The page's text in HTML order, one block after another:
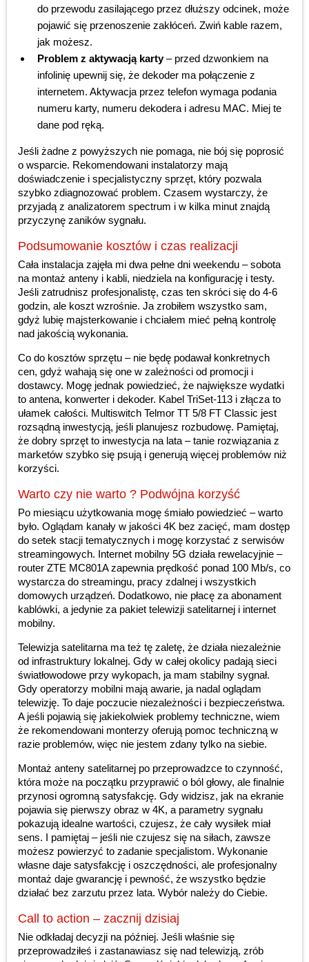
do przewodu zasilającego przez dłuższy odcinek, może
pojawić się przenoszenie zakłóceń. Zwiń kable razem,
jak możesz.
Problem z aktywacją karty– przed dzwonkiem na
infolinię upewnij się, że dekoder ma połączenie z
internetem. Aktywacja przez telefon wymaga podania
numeru karty, numeru dekodera i adresu MAC. Miej te
dane pod ręką.
Jeśli żadne z powyższych nie pomaga, nie bój się poprosić
o wsparcie. Rekomendowani instalatorzy mają
doświadczenie i specjalistyczny sprzęt, który pozwala
szybko zdiagnozować problem. Czasem wystarczy, że
przyjadą z analizatorem spectrum i w kilka minut znajdą
przyczynę zaników sygnału.
Podsumowanie kosztów i czas realizacji
Cała instalacja zajęła mi dwa pełne dni weekendu – sobota
na montaż anteny i kabli, niedziela na konfigurację i testy.
Jeśli zatrudnisz profesjonalistę, czas ten skróci się do 4-6
godzin, ale koszt wzrośnie. Ja zrobiłem wszystko sam,
gdyż lubię majsterkowanie i chciałem mieć pełną kontrolę
nad jakością wykonania.
Co do kosztów sprzętu – nie będę podawał konkretnych
cen, gdyż wahają się one w zależności od promocji i
dostawcy. Mogę jednak powiedzieć, że największe wydatki
to antena, konwerter i dekoder. Kabel TriSet-113 i złącza to
ułamek całości. Multiswitch Telmor TT 5/8 FT Classic jest
rozsądną inwestycją, jeśli planujesz rozbudowę. Pamiętaj,
że dobry sprzęt to inwestycja na lata – tanie rozwiązania z
marketów szybko się psują i generują więcej problemów niż
korzyści.
Warto czy nie warto ? Podwójna korzyść
Po miesiącu użytkowania mogę śmiało powiedzieć – warto
było. Oglądam kanały w jakości 4K bez zacięć, mam dostęp
do setek stacji tematycznych i mogę korzystać z serwisów
streamingowych. Internet mobilny 5G działa rewelacyjnie –
router ZTE MC801A zapewnia prędkość ponad 100 Mb/s, co
wystarcza do streamingu, pracy zdalnej i wszystkich
domowych urządzeń. Dodatkowo, nie płacę za abonament
kablówki, a jedynie za pakiet telewizji satelitarnej i internet
mobilny.
Telewizja satelitarna ma też tę zaletę, że działa niezależnie
od infrastruktury lokalnej. Gdy w całej okolicy padają sieci
światłowodowe przy wykopach, ja mam stabilny sygnał.
Gdy operatorzy mobilni mają awarie, ja nadal oglądam
telewizję. To daje poczucie niezależności i bezpieczeństwa.
A jeśli pojawią się jakiekolwiek problemy techniczne, wiem
że rekomendowani monterzy oferują pomoc techniczną w
razie problemów, więc nie jestem zdany tylko na siebie.
Montaż anteny satelitarnej po przeprowadzce to czynność,
która może na początku przyprawić o ból głowy, ale finalnie
przynosi ogromną satysfakcję. Gdy widzisz, jak na ekranie
pojawia się pierwszy obraz w 4K, a parametry sygnału
pokazują idealne wartości, czujesz, że cały wysiłek miał
sens. I pamiętaj – jeśli nie czujesz się na siłach, zawsze
możesz powierzyć to zadanie specjalistom. Wykonanie
własne daje satysfakcję i oszczędności, ale profesjonalny
montaż daje gwarancję i pewność, że wszystko będzie
działać bez zarzutu przez lata. Wybór należy do Ciebie.
Call to action – zacznij dzisiaj
Nie odkładaj decyzji na później. Jeśli właśnie się
przeprowadziłeś i zastanawiasz się nad telewizją, zrób